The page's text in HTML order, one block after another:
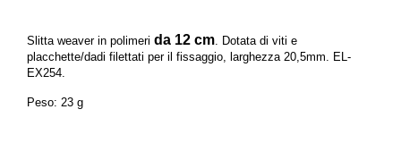
Slitta weaver in polimeri da 12 cm. Dotata di viti e
placchette/dadi filettati per il fissaggio, larghezza 20,5mm. EL-
EX254.
Peso: 23 g